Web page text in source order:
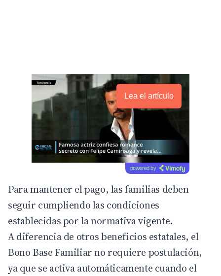
Lea el artículo
powered by
Para mantener el pago, las familias deben
seguir cumpliendo las condiciones
establecidas por la normativa vigente.
A diferencia de otros beneficios estatales, el
Bono Base Familiar no requiere postulación,
ya que se activa automáticamente cuando el